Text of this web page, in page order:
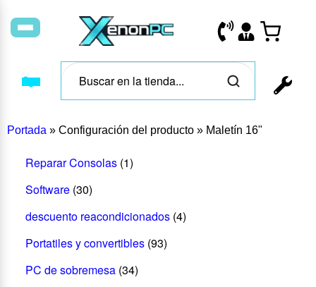
Portada » Configuración del producto » Maletín 16"
Reparar Consolas (1)
Software (30)
descuento reacondicionados (4)
Portatiles y convertibles (93)
PC de sobremesa (34)